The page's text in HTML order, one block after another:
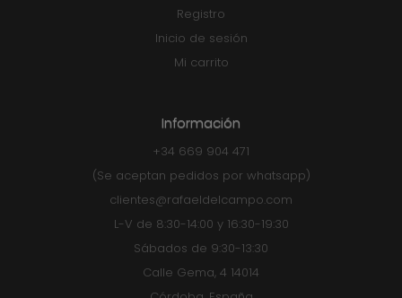
Registro
Inicio de sesión
Mi carrito
Información
+34 669 904 471
(Se aceptan pedidos por whatsapp)
clientes@rafaeldelcampo.com
L-V de 8:30-14:00 y 16:30-19:30
Sábados de 9:30-13:30
Calle Gema, 4 14014